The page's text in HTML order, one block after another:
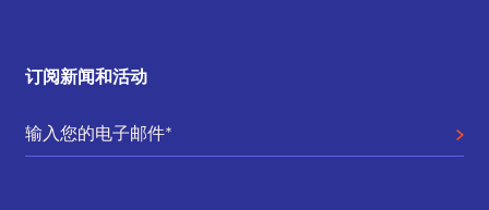
订阅新闻和活动